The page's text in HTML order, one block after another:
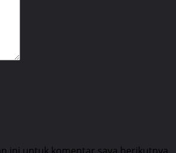
ini untuk komentar saya berikutnya.